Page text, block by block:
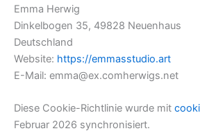
Emma Herwig
Dinkelbogen 35, 49828 Neuenhaus
Deutschland
Website: https://emmasstudio.art
E-Mail: emma@ex.comherwigs.net
Diese Cookie-Richtlinie wurde mit
Februar 2026 synchronisiert.